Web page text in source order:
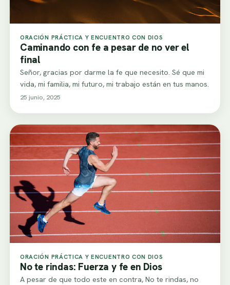
ORACIÓN PRÁCTICA Y ENCUENTRO CON DIOS
Caminando con fe a pesar de no ver el
final
Señor, gracias por darme la fe que necesito. Sé que mi
vida, mi familia, mi futuro, mi trabajo están en tus manos.
25 junio, 2025
ORACIÓN PRÁCTICA Y ENCUENTRO CON DIOS
No te rindas: Fuerza y fe en Dios
A pesar de que todo este en contra, No te rindas, no